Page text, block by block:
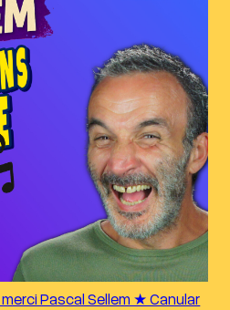
Pascal Sellem ★ Canular